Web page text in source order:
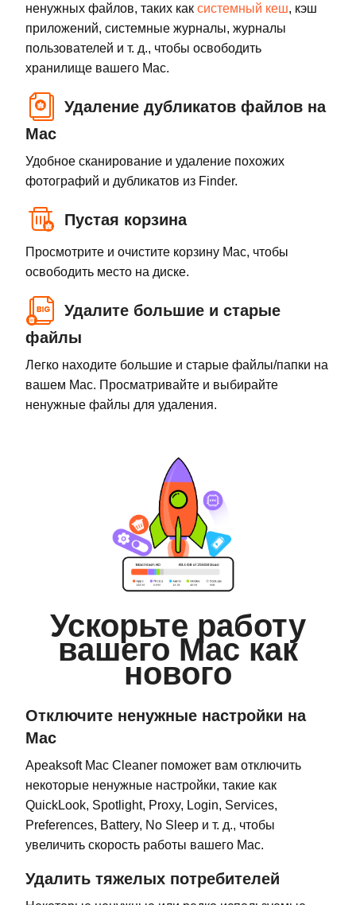
ненужных файлов, таких каксистемный кеш, кэш
приложений, системные журналы, журналы
пользователей и т. д., чтобы освободить
хранилище вашего Mac.
Удаление дубликатов файлов на
Mac
Удобное сканирование и удаление похожих
фотографий и дубликатов из Finder.
Пустая корзина
Просмотрите и очистите корзину Mac, чтобы
освободить место на диске.
Удалите большие и старые
файлы
Легко находите большие и старые файлы/папки на
вашем Mac. Просматривайте и выбирайте
ненужные файлы для удаления.
Ускорьте работу
вашего Mac как
нового
Отключите ненужные настройки на
Mac
Apeaksoft Mac Cleaner поможет вам отключить
некоторые ненужные настройки, такие как
QuickLook, Spotlight, Proxy, Login, Services,
Preferences, Battery, No Sleep и т. д., чтобы
увеличить скорость работы вашего Mac.
Удалить тяжелых потребителей